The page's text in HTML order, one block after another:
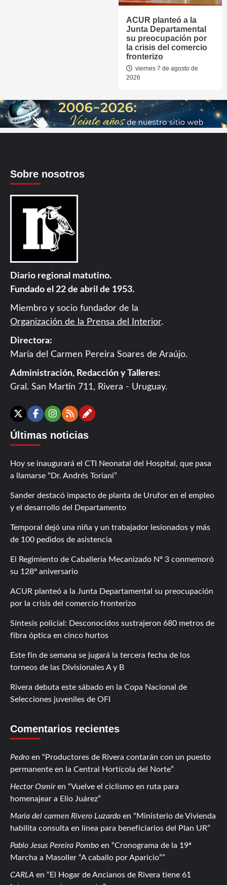
ACUR planteó a la
Junta Departamental
su preocupación por
la crisis del comercio
fronterizo
viernes 7 de agosto de
2026
Sobre nosotros
Diario regional matutino.
Fundado el 22 de abril de 1953.
Miembro y socio fundador de la
Organización de la Prensa del Interior.
Directora:
María del Carmen Pereira Soares de Araújo.
Administración, Redacción y Talleres:
Gral. San Martín 711, Rivera - Uruguay.
X Facebook
Instagram
RSSContáctanos
Últimas noticias
Hoy se inaugurará el CTI Neonatal del Hospital, que pasa
a llamarse “Dr. Andrés Toriani”
Sander destacó impacto de planta de Urufor en el empleo
y el desarrollo del Departamento
Temporal dejó una niña y un trabajador lesionados y más
de 100 pedidos de asistencia
El Regimiento de Caballería Mecanizado Nº 3 conmemoró
su 128º aniversario
ACUR planteó a la Junta Departamental su preocupación
por la crisis del comercio fronterizo
Síntesis policial: Desconocidos sustrajeron 680 metros de
fibra óptica en cinco hurtos
Este fin de semana se jugará la tercera fecha de los
torneos de las Divisionales A y B
Rivera debuta este sábado en la Copa Nacional de
Selecciones juveniles de OFI
Comentarios recientes
Pedro en
Productores de Rivera contarán con un puesto
permanente en la Central Hortícola del Norte
Hector Osmiren
Vuelve el ciclismo en ruta para
homenajear a Elio Juárez
Maria del carmen Rivero Luzardo en
Ministerio de Vivienda
habilita consulta en línea para beneficiarios del Plan UR
Pablo Jesus Pereira Pombo en
Cronograma de la 19ª
Marcha a Masoller “A caballo por Aparicio”
CARLA en
El Hogar de Ancianos de Rivera tiene 61